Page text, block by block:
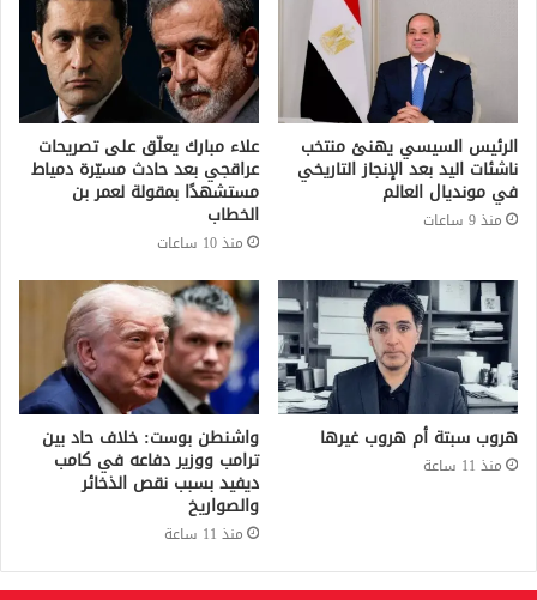
الرئيس السيسي يهنئ منتخب
ناشئات اليد بعد الإنجاز التاريخي
في مونديال العالم
منذ 9 ساعات
علاء مبارك يعلّق على تصريحات
عراقجي بعد حادث مسيّرة دمياط
مستشهدًا بمقولة لعمر بن
الخطاب
منذ 10 ساعات
هروب سبتة أم هروب غيرها
منذ 11 ساعة
واشنطن بوست: خلاف حاد بين
ترامب ووزير دفاعه في كامب
ديفيد بسبب نقص الذخائر
والصواريخ
منذ 11 ساعة